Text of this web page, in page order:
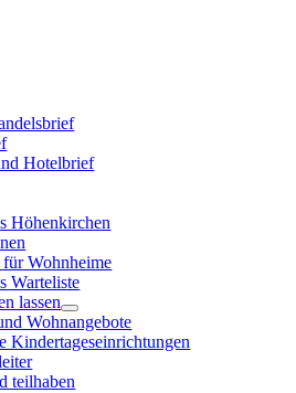
Hotelbrief
Höhenkirchen
Wohnheime
Warteliste
lassen
Wohnangebote
Kindertageseinrichtungen
teilhaben